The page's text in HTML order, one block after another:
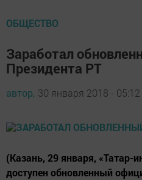
ОБЩЕСТВО
Заработал
Президента РТ
автор, 30 января 2018 - 05:12
(Казань, 29 января, «Татар-
доступен обновленный